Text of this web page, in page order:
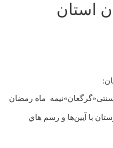
استان
سنتی«گرگعان»نیمه ماه رمضان
با آیین‌ها و رسم هاي